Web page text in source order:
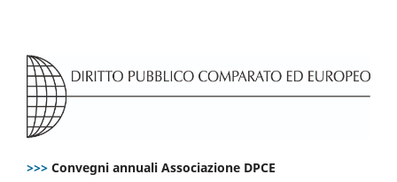
>>> Convegni annuali Associazione DPCE